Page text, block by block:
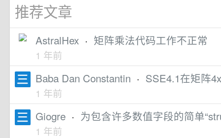
推荐文章
AstralHex · 矩阵乘法代码工作不正常
1 年前
Baba Dan Constantin · SSE4.1在矩阵
1 年前
Giogre · 为包含许多数值字段的简单
1 年前